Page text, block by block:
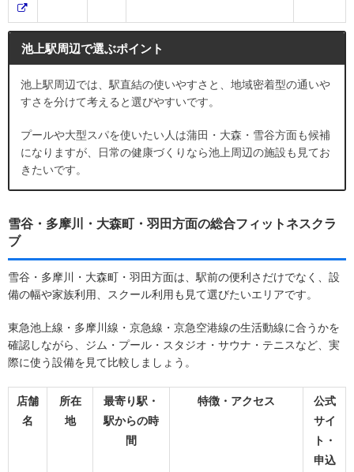
池上駅周辺で選ぶポイント
池上駅周辺では、駅直結の使いやすさと、地域密着型の通いや
すさを分けて考えると選びやすいです。
プールや大型スパを使いたい人は蒲田・大森・雪谷方面も候補
になりますが、日常の健康づくりなら池上周辺の施設も見てお
きたいです。
雪谷・多摩川・大森町・羽田方面の総合フィットネスクラ
ブ
雪谷・多摩川・大森町・羽田方面は、駅前の便利さだけでなく、設
備の幅や家族利用、スクール利用も見て選びたいエリアです。
東急池上線・多摩川線・京急線・京急空港線の生活動線に合うかを
確認しながら、ジム・プール・スタジオ・サウナ・テニスなど、実
際に使う設備を見て比較しましょう。
店舗
名
所在
地
最寄り駅・
駅からの時
間
特徴・アクセス
公式
サイ
ト・
申込